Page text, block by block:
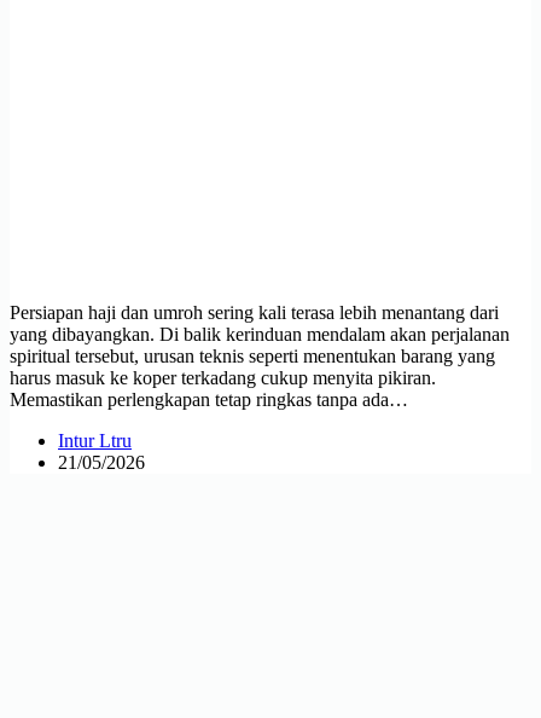
Persiapan haji dan umroh sering kali terasa lebih menantang dari
yang dibayangkan. Di balik kerinduan mendalam akan perjalanan
spiritual tersebut, urusan teknis seperti menentukan barang yang
harus masuk ke koper terkadang cukup menyita pikiran.
Memastikan perlengkapan tetap ringkas tanpa ada…
Intur Ltru
21/05/2026